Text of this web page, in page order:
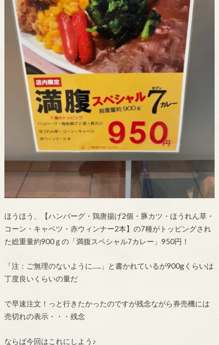
ほうほう、【ハンバーグ・鶏唐揚げ2個・豚カツ・ほうれん草・
コーン・キャベツ・赤ウィンナー2本】の7種がトッピングされ
た総重量約900ｇの「満腹スペシャル7カレー」950円！
「注：ご無理のないように…..」と書かれているが900gくらいは
丁度良いくらいの量だ
で早速注文！っと行きたかったのですが残念ながら券売機には
売切れの表示・・・残念
ならば今回はこれにしよう♪